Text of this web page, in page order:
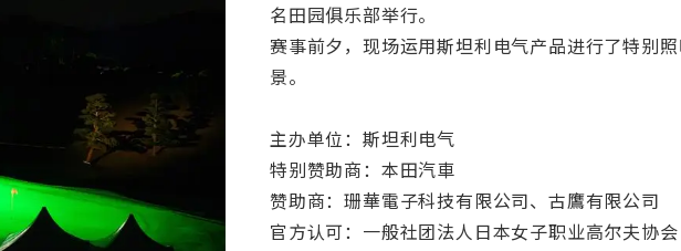
名田园俱乐部举行。
赛事前夕，现场运用斯坦利电气产品进行了特别
景。
主办单位：斯坦利电气
特别赞助商：本田汽車
赞助商：珊華電子科技有限公司、古鷹有限公司
官方认可：一般社团法人日本女子职业高尔夫协会